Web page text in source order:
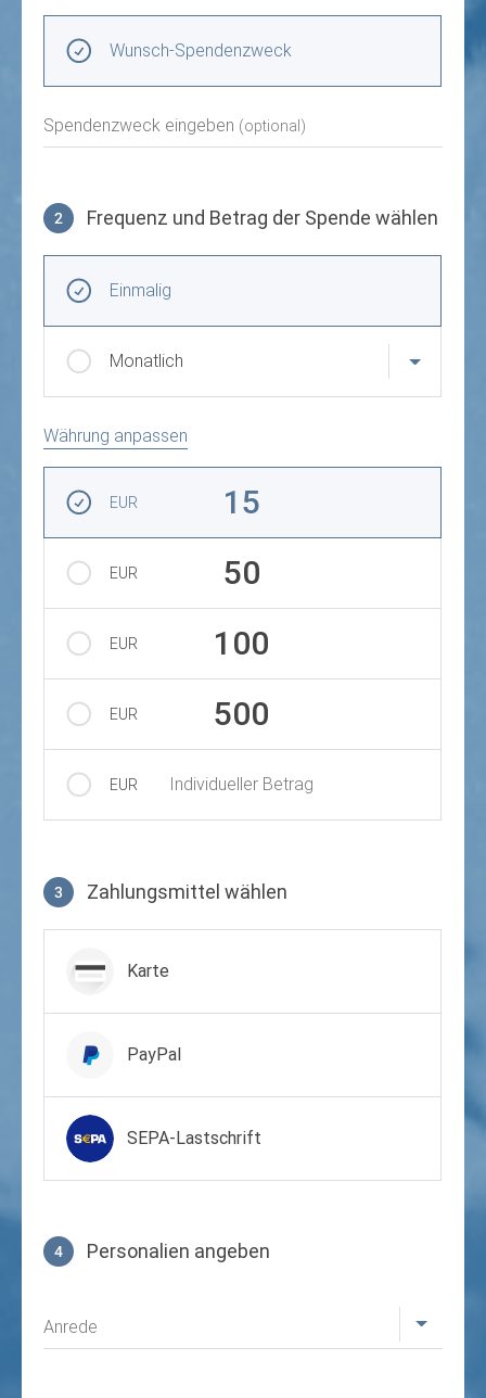
Wunsch-Spendenzweck
Spendenzweck eingeben (optional)
2 Frequenz und Betrag der Spende wählen
Einmalig
Monatlich
Währung anpassen
EUR 15
EUR 50
EUR 100
EUR 500
EUR Individueller Betrag
3 Zahlungsmittel wählen
Karte
PayPal
SEPA-Lastschrift
4 Personalien angeben
Anrede